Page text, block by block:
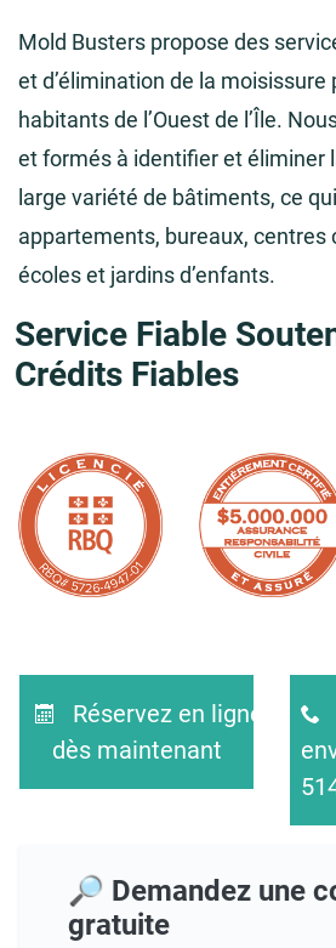
Mold Busters propose des
et d’élimination de la moisissure
habitants de l’Ouest de l’Île.
et formés à identifier et éliminer
large variété de bâtiments, ce
appartements, bureaux, centres
écoles et jardins d’enfants.
Service Fiable
Crédits Fiables
Réservez en ligne
dès maintenant
🔎 Demandez une
gratuite